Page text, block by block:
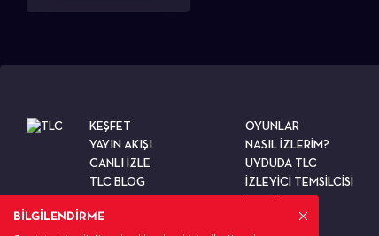
KEŞFET
YAYIN AKIŞI
CANLI İZLE
TLC BLOG
TESTLER
OYUNLAR
NASIL İZLERİM?
UYDUDA TLC
İZLEYİCİ TEMSİLCİSİ
İLETİŞİM
BİLGİLENDİRME